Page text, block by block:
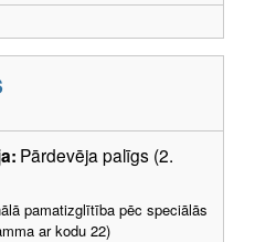
Pārdevēja palīgs (2.
pamatizglītība pēc speciālās
ar kodu 22)